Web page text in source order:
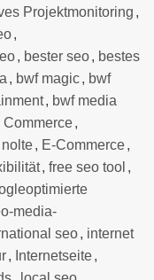
Projektmonitoring ,
,
, bester seo, bestes
, bwf magic, bwf
, bwf media
Commerce,
, E-Commerce,
, free seo tool ,
media-
seo, internet
, Internetseite,